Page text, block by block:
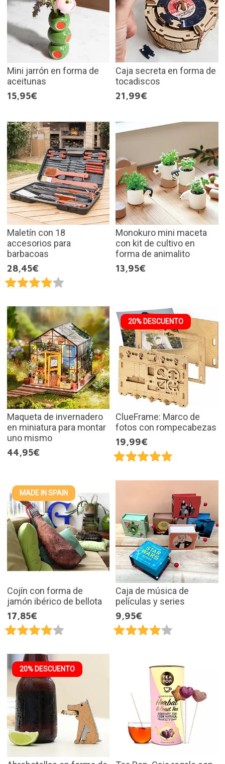
Mini jarrón en forma de
aceitunas
15,95€
Caja secreta en forma de
tocadiscos
21,99€
Maletín con 18
accesorios para
barbacoas
28,45€
Monokuro mini maceta
con kit de cultivo en
forma de animalito
13,95€
Maqueta de invernadero
en miniatura para montar
uno mismo
44,95€
20% DESCUENTO
ClueFrame: Marco de
fotos con rompecabezas
19,99€
MADE IN SPAIN
Cojín con forma de
jamón ibérico de bellota
17,85€
Caja de música de
películas y series
9,95€
20% DESCUENTO